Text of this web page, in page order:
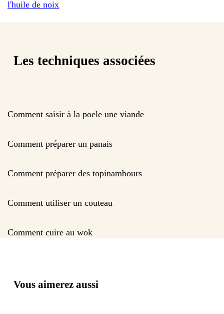
l'huile de noix
Les techniques associées
Comment saisir à la poele une viande
Comment préparer un panais
Comment préparer des topinambours
Comment utiliser un couteau
Comment cuire au wok
Vous aimerez aussi